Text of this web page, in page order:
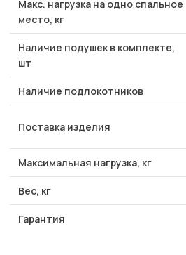
Макс. нагрузка на одно спальное
место, кг
Наличие подушек в комплекте,
шт
Наличие подлокотников
Поставка изделия
Максимальная нагрузка, кг
Вес, кг
Гарантия